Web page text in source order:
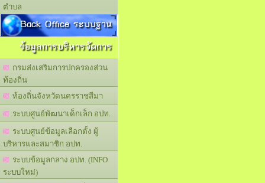
ตำบล
Back Office ระบบฐาน
ข้อมูลการบริหารจัดการ
กรมส่งเสริมการปกครองส่วน
ท้องถิ่น
ท้องถิ่นจังหวัดนครราชสีมา
ระบบศูนย์พัฒนาเด็กเล็ก อปท.
ระบบศูนย์ข้อมูลเลือกตั้ง ผู้
บริหารและสมาชิก อปท.
ระบบข้อมูลกลาง อปท. (INFO
ระบบใหม่)